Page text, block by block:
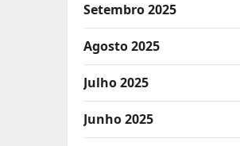
Setembro 2025
Agosto 2025
Julho 2025
Junho 2025